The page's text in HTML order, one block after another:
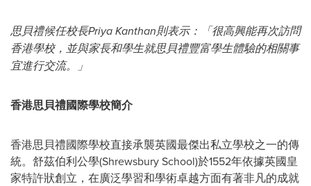
思貝禮候任校長Priya Kanthan則表示：「很高興能再次訪問
香港學校，並與家長和學生就思貝禮豐富學生體驗的相關事
宜進行交流。」
香港思貝禮國際學校簡介
香港思貝禮國際學校直接承襲英國最傑出私立學校之一的傳
統。舒茲伯利公學(Shrewsbury School)於1552年依據英國皇
家特許狀創立，在廣泛學習和學術卓越方面有著非凡的成就